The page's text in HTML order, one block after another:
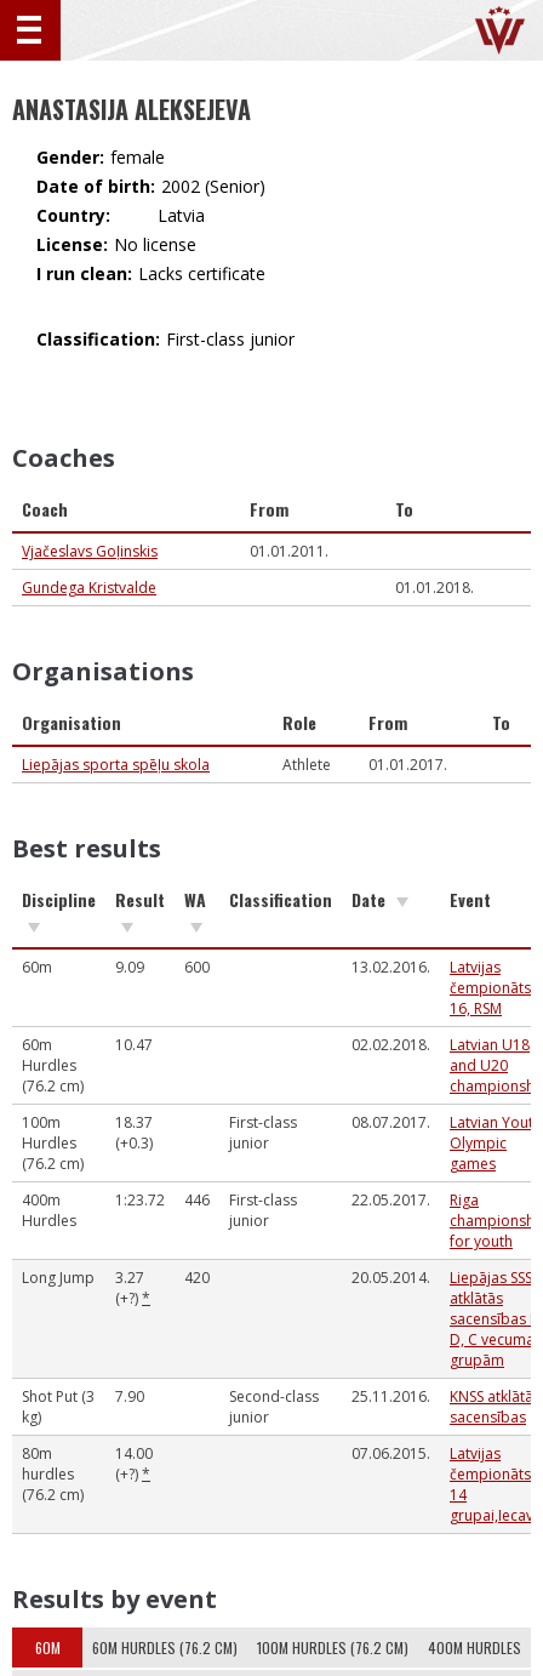
ANASTASIJA ALEKSEJEVA
Gender: female
Date of birth: 2002 (Senior)
Country:
🇱🇻 Latvia
License: No license
I run clean: Lacks certificate
Classification: First-class junior
Coaches
Coach From To
Vjačeslavs Goļinskis
01.01.2011.
Gundega Kristvalde
01.01.2018.
Organisations
Organisation Role From To
Liepājas sporta spēļu skola Athlete 01.01.2017.
Best results
Discipline Result WA Classification Date Event
60m 9.09 600 13.02.2016.
Latvijas
čempionāts
16, RSM
60m
Hurdles
(76.2 cm)
10.47 02.02.2018.
Latvian U18
and U20
100m
Hurdles
(76.2 cm)
18.37
(+0.3)
First-class
junior
08.07.2017.
Latvian Youth
Olympic
games
400m
Hurdles
1:23.72 446
First-class
junior
22.05.2017.
Riga
for youth
Long Jump
3.27
(+?)*
420 20.05.2014.
Liepājas SSS
atklātās
sacensības E,
D, C vecuma
grupām
Shot Put (3
kg)
7.90
Second-class
junior
25.11.2016.
KNSS atklātās
sacensības
80m
hurdles
(76.2 cm)
14.00
(+?)*
07.06.2015.
Latvijas
čempionāts
14
grupai,Iecava
Results by event
60M 60M HURDLES (76.2 CM) 100M HURDLES (76.2 CM) 400M HURDLES